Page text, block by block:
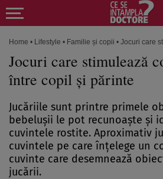
Home • Lifestyle • Familie și copii • Jocuri care
Jocuri care stimulează
între copil şi părinte
Jucăriile sunt printre primele
bebeluşii le pot recunoaşte şi
cuvintele rostite. Aproximativ
cuvintele pe care înţelege un
cuvinte care desemnează
jucării.